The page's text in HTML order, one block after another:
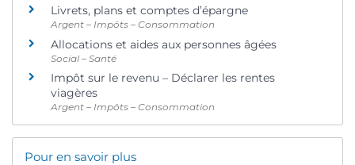
Livrets, plans et comptes d’épargne
Argent – Impôts – Consommation
Allocations et aides aux personnes âgées
Social – Santé
Impôt sur le revenu – Déclarer les rentes
viagères
Argent – Impôts – Consommation
Pour en savoir plus